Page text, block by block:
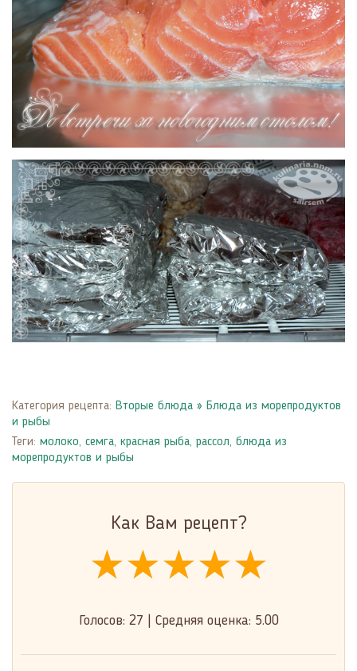
Категория рецепта: Вторые блюда » Блюда из морепродуктов
и рыбы
Теги: молоко, семга, красная рыба, рассол, блюда из
морепродуктов и рыбы
Как Вам рецепт?
★★★★★
★★★★★
★★★★★
Голосов: 27 Средняя оценка: 5.00